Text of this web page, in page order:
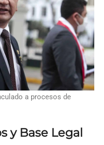
a procesos de
y Base Legal